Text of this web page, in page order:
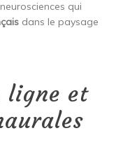
qui
dans le paysage
ligne et